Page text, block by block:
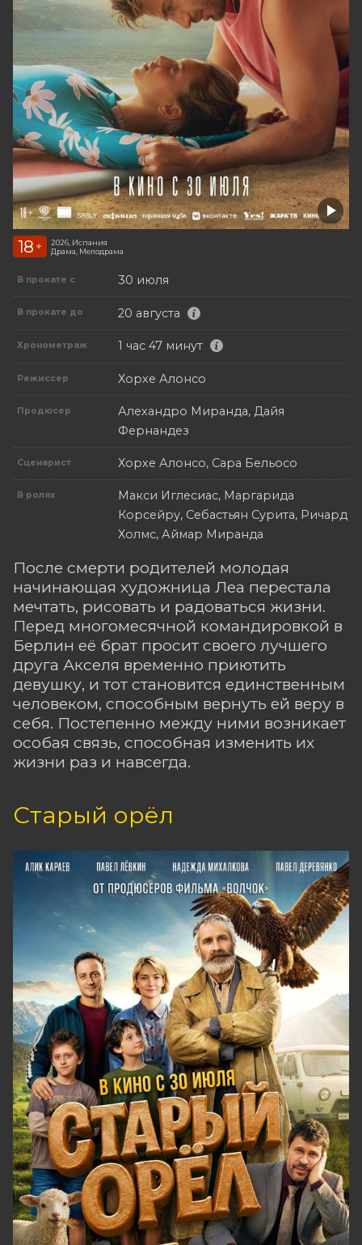
18 +
2026, Испания
Драма, Мелодрама
В прокате с 30 июля
В прокате до 20 августа
Хронометраж 1 час 47 минут
Режиссер Хорхе Алонсо
Продюсер
Алехандро Миранда, Дайя
Фернандез
Сценарист Хорхе Алонсо, Сара Бельосо
В ролях
Макси Иглесиас, Маргарида
Корсейру, Себастьян Сурита, Ричард
Холмс, Аймар Миранда
После смерти родителей молодая
начинающая художница Леа перестала
мечтать, рисовать и радоваться жизни.
Перед многомесячной командировкой в
Берлин её брат просит своего лучшего
друга Акселя временно приютить
девушку, и тот становится единственным
человеком, способным вернуть ей веру в
себя. Постепенно между ними возникает
особая связь, способная изменить их
жизни раз и навсегда.
Старый орёл